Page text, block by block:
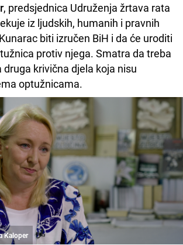
, predsjednica Udruženja žrtava rata
iz ljudskih, humanih i pravnih
biti izručen BiH i da će uroditi
protiv njega. Smatra da treba
druga krivična djela koja nisu
optužnicama.
Kaloper